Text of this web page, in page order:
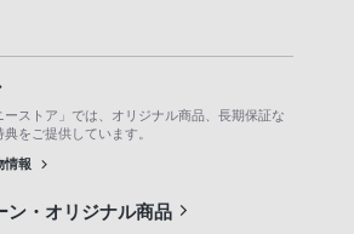
ーストア」では、オリジナル商品、長期保証な
をご提供しています。
情報
ン・オリジナル商品